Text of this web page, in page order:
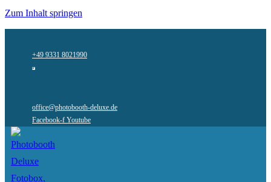
Zum Inhalt springen
+49 9331 8021990
office@photobooth-deluxe.de
Facebook-f Youtube